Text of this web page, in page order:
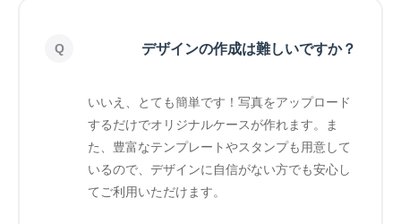
デザインの作成は難しいですか？
いいえ、とても簡単です！写真をアップロード
するだけでオリジナルケースが作れます。ま
た、豊富なテンプレートやスタンプも用意して
いるので、デザインに自信がない方でも安心し
てご利用いただけます。